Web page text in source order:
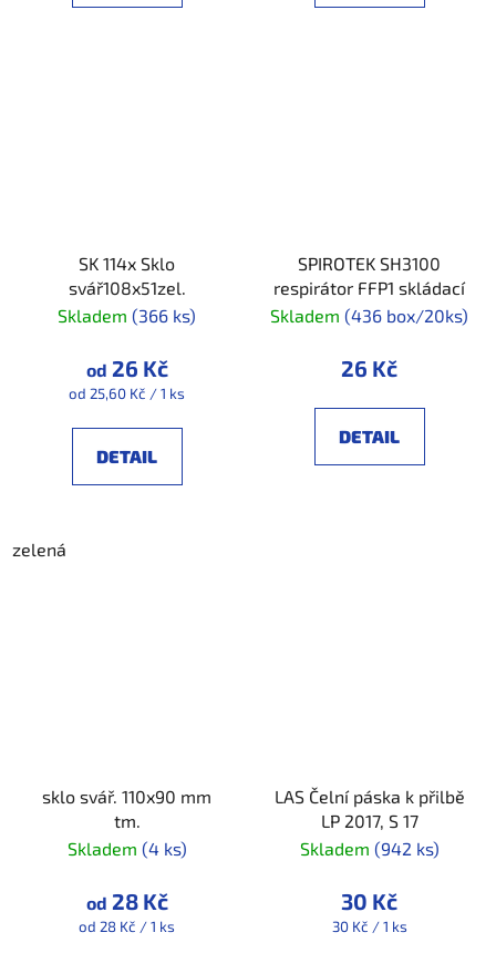
SK 114x Sklo
svář108x51zel.
Skladem (366 ks)
od 26 Kč
Měrná
od 25,60 Kč / 1 ks
DETAIL
zelená
SPIROTEK SH3100
respirátor FFP1 skládací
Skladem (436 box/20ks)
26 Kč
DETAIL
sklo svář. 110x90 mm
tm.
Skladem (4 ks)
od 28 Kč
Měrná
od 28 Kč / 1 ks
LAS Čelní páska k přilbě
LP 2017, S 17
Skladem (942 ks)
30 Kč
Měrná
30 Kč / 1 ks